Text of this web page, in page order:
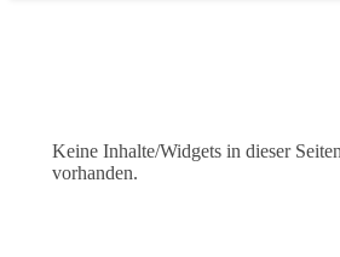
Keine Inhalte/Widgets in dieser
vorhanden.